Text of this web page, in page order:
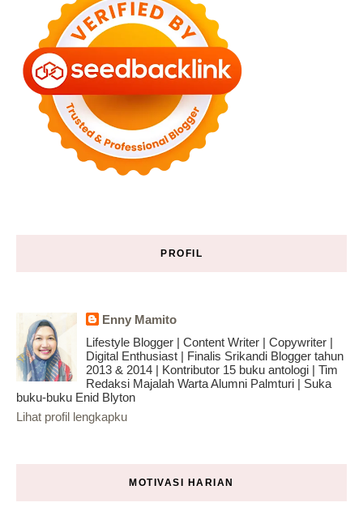
PROFIL
Enny Mamito
Lifestyle Blogger | Content Writer | Copywriter |
Digital Enthusiast | Finalis Srikandi Blogger tahun
2013 & 2014 | Kontributor 15 buku antologi | Tim
Redaksi Majalah Warta Alumni Palmturi | Suka
buku-buku Enid Blyton
Lihat profil lengkapku
MOTIVASI HARIAN